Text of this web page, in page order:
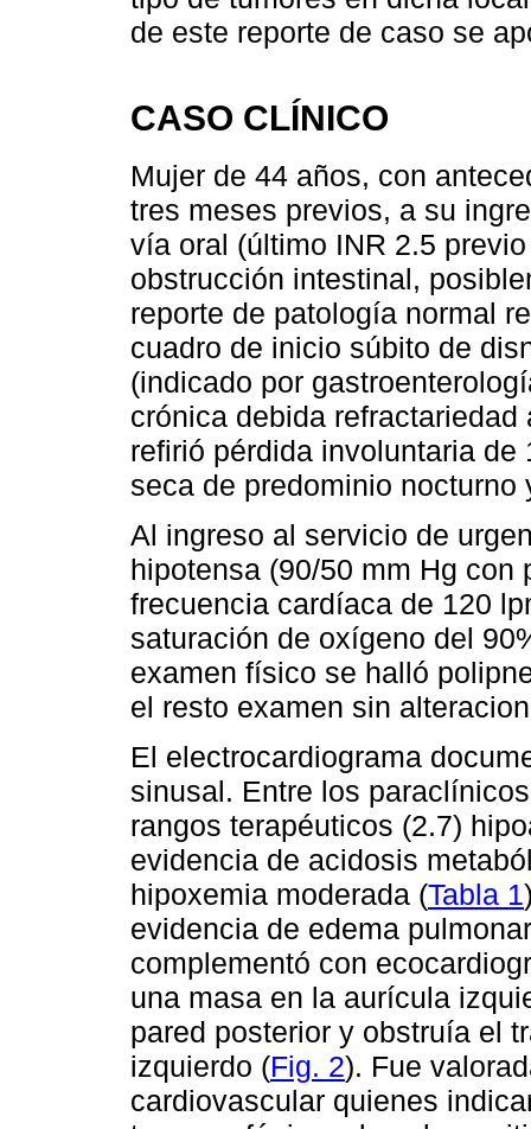
de este reporte de caso se
CASO CLÍNICO
Mujer de 44 años, con
tres meses previos, a su
vía oral (último INR 2.5
obstrucción intestinal,
reporte de patología normal
cuadro de inicio súbito de
(indicado por
crónica debida
refirió pérdida involuntaria
seca de predominio
Al ingreso al servicio de
hipotensa (90/50 mm Hg con
frecuencia cardíaca de 120
saturación de oxígeno del
examen físico se halló
el resto examen sin
El electrocardiograma
sinusal. Entre los
rangos terapéuticos (2.7)
evidencia de acidosis
hipoxemia moderada (Tabla 1
evidencia de edema
complementó con
una masa en la aurícula
pared posterior y obstruía el
izquierdo (Fig. 2). Fue
cardiovascular quienes